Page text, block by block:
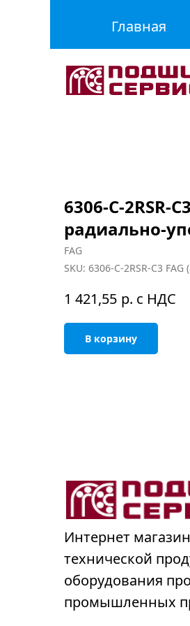
Главная
6306-C-2RSR-
радиально-
FAG
SKU: 6306-C-2RSR-C3 FAG
1 421,55 р. с НДС
В корзину
Интернет
технической
оборудования
промышленных